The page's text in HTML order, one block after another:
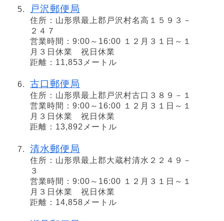
戸沢郵便局
住所：山形県最上郡戸沢村名高１５９３－
２４７
営業時間：9:00～16:00 １２月３１日～１
月３日休業 祝日休業
距離：11,853メートル
古口郵便局
住所：山形県最上郡戸沢村古口３８９－１
営業時間：9:00～16:00 １２月３１日～１
月３日休業 祝日休業
距離：13,892メートル
清水郵便局
住所：山形県最上郡大蔵村清水２２４９－
３
営業時間：9:00～16:00 １２月３１日～１
月３日休業 祝日休業
距離：14,858メートル